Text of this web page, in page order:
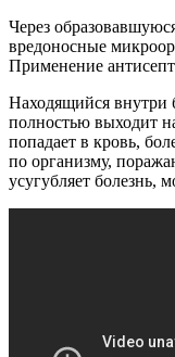
Через
вредоносные
Применение
Находящийся внутри
полностью выходит
попадает в кровь,
по организму,
усугубляет болезнь,